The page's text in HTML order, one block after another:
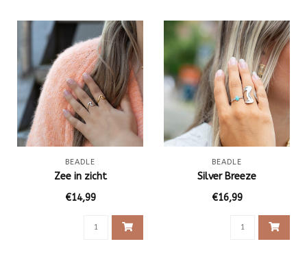
BEADLE
Zee in zicht
€14,99
BEADLE
Silver Breeze
€16,99